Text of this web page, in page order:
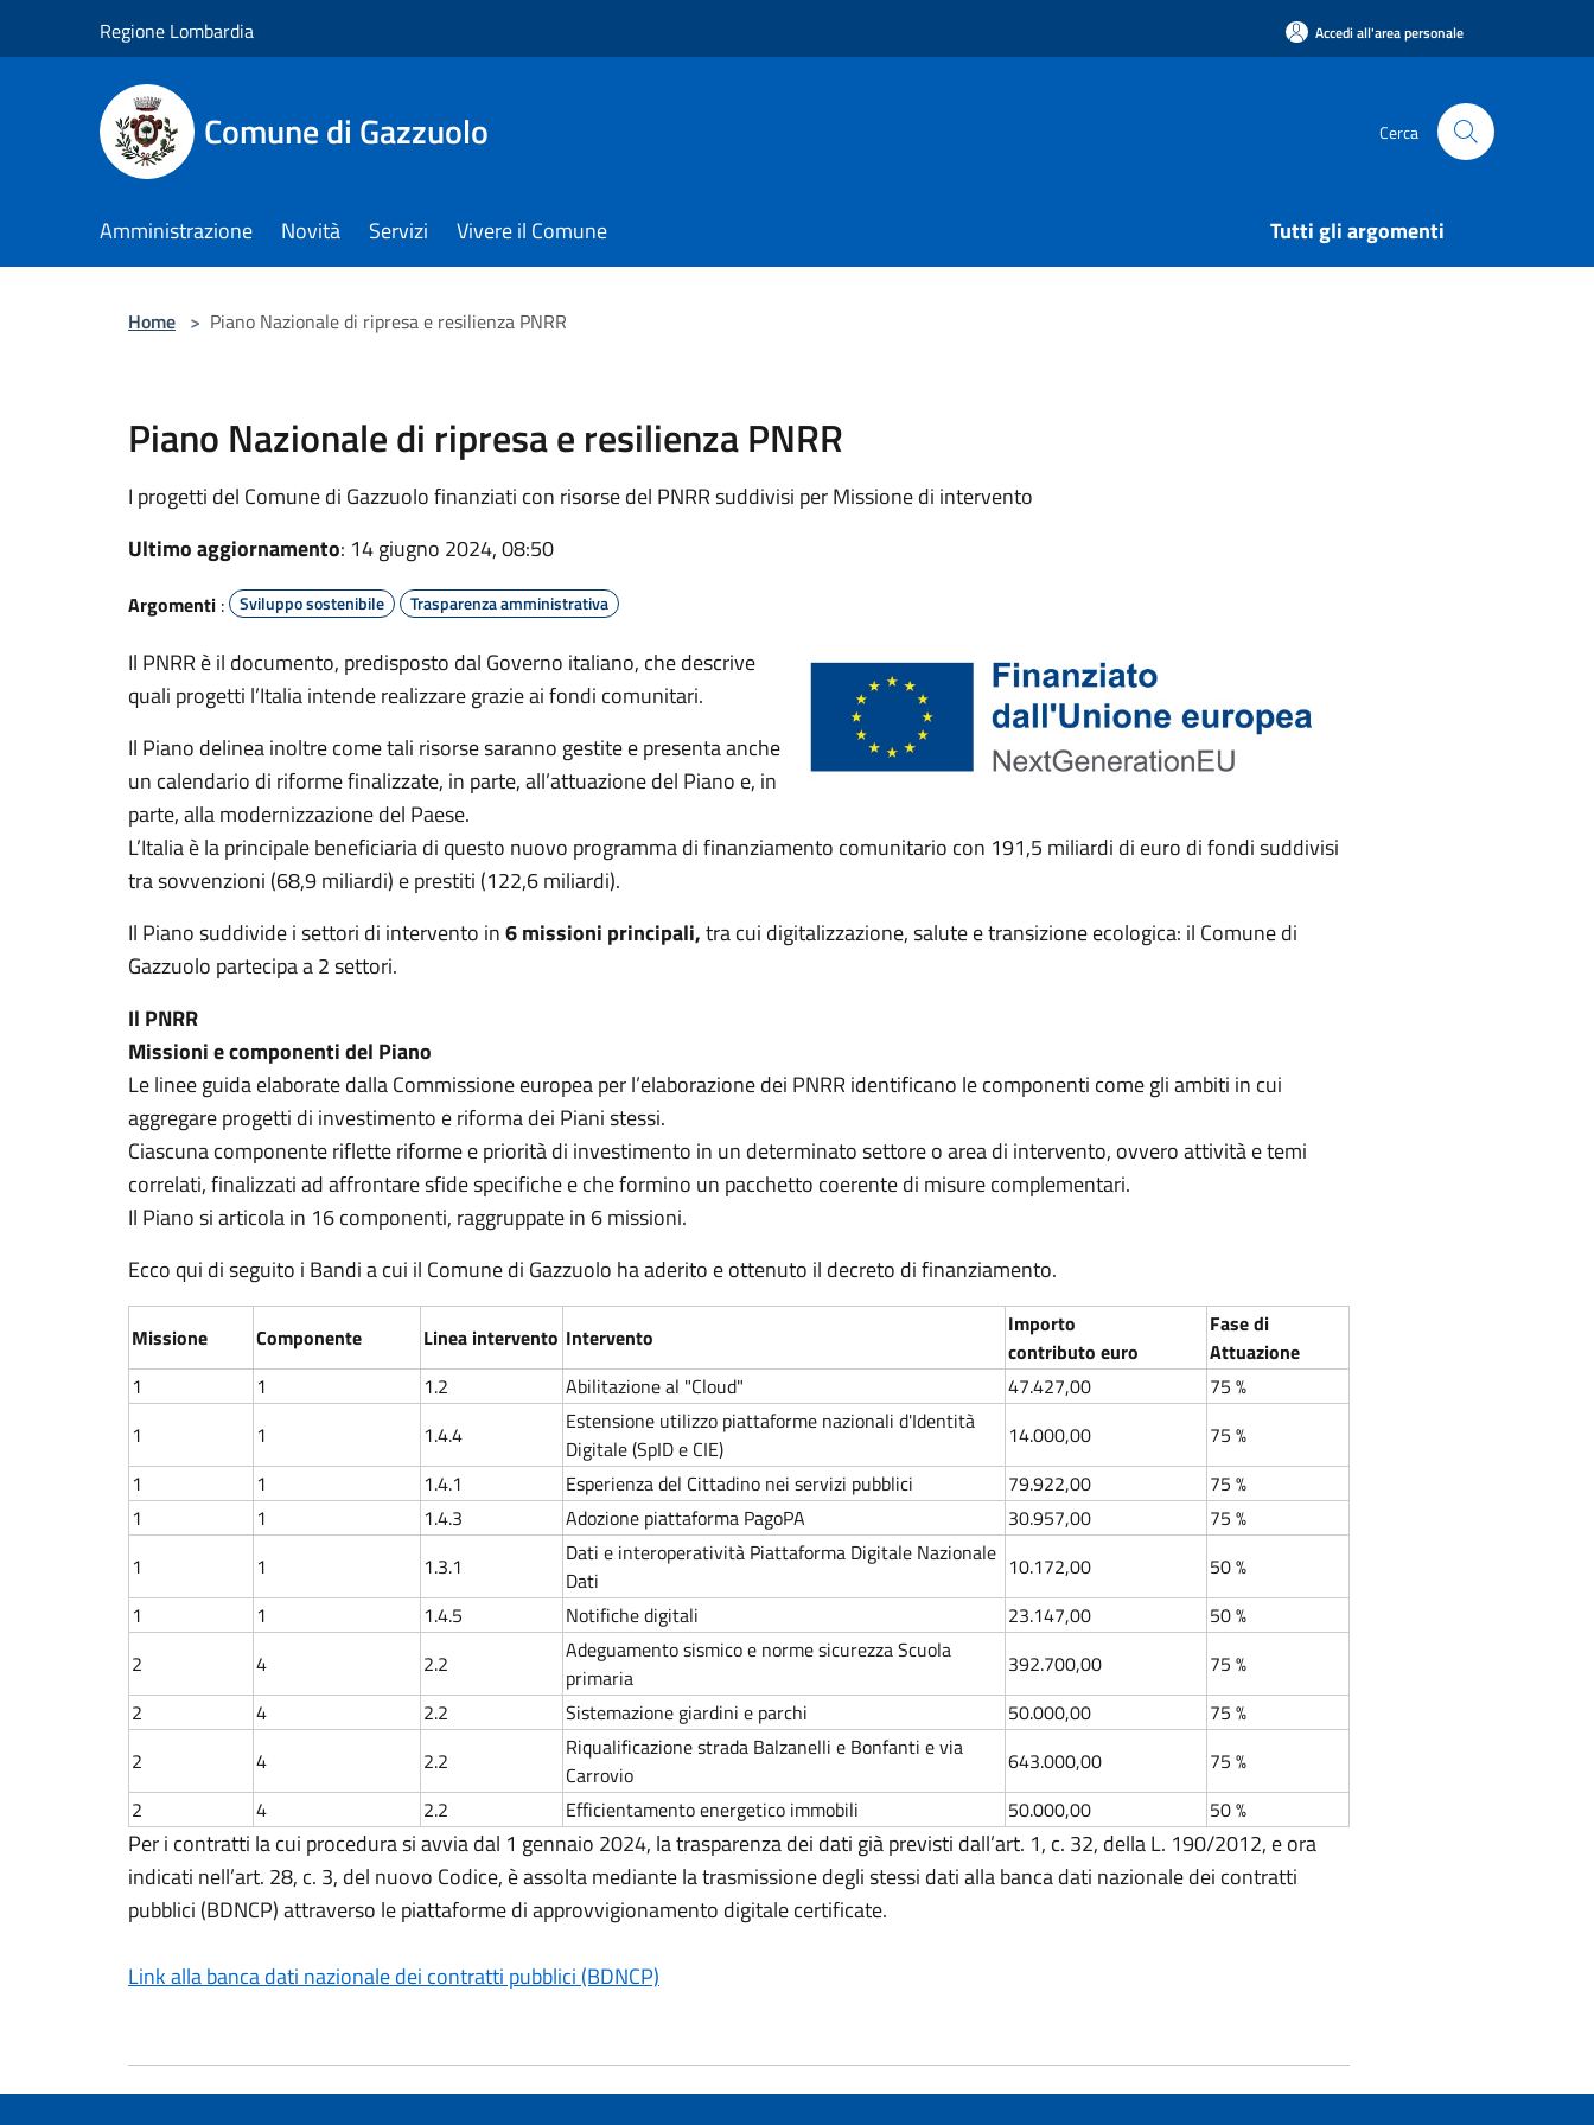
Regione Lombardia Accedi all'area personale
Comune di Gazzuolo Cerca
Amministrazione Novità Servizi Vivere il Comune Tutti gli argomenti
Home > Piano Nazionale di ripresa e resilienza PNRR
Piano Nazionale di ripresa e resilienza PNRR
I progetti del Comune di Gazzuolo finanziati con risorse del PNRR suddivisi per Missione di intervento
Ultimo aggiornamento: 14 giugno 2024, 08:50
Argomenti : Sviluppo sostenibile Trasparenza amministrativa
Il PNRR è il documento, predisposto dal Governo italiano, che descrive
quali progetti l’Italia intende realizzare grazie ai fondi comunitari.
Il Piano delinea inoltre come tali risorse saranno gestite e presenta anche
un calendario di riforme finalizzate, in parte, all’attuazione del Piano e, in
parte, alla modernizzazione del Paese.
L’Italia è la principale beneficiaria di questo nuovo programma di finanziamento comunitario con 191,5 miliardi di euro di fondi suddivisi
tra sovvenzioni (68,9 miliardi) e prestiti (122,6 miliardi).
Il Piano suddivide i settori di intervento in6 missioni principali,tra cui digitalizzazione, salute e transizione ecologica: il Comune di
Gazzuolo partecipa a 2 settori.
Il PNRR
Missioni e componenti del Piano
Le linee guida elaborate dalla Commissione europea per l’elaborazione dei PNRR identificano le componenti come gli ambiti in cui
aggregare progetti di investimento e riforma dei Piani stessi.
Ciascuna componente riflette riforme e priorità di investimento in un determinato settore o area di intervento, ovvero attività e temi
correlati, finalizzati ad affrontare sfide specifiche e che formino un pacchetto coerente di misure complementari.
Il Piano si articola in 16 componenti, raggruppate in 6 missioni.
Ecco qui di seguito i Bandi a cui il Comune di Gazzuolo ha aderito e ottenuto il decreto di finanziamento.
Missione Componente Linea intervento Intervento
Importo
contributo euro
Fase di
Attuazione
1
1 1.2 Abilitazione al "Cloud" 47.427,00
75 %
1
1 1.4.4
Estensione utilizzo piattaforme nazionali d'Identità
Digitale (SpID e CIE)
14.000,00
75 %
1
1 1.4.1 Esperienza del Cittadino nei servizi pubblici 79.922,00
75 %
1
1 1.4.3 Adozione piattaforma PagoPA 30.957,00
75 %
1
1 1.3.1
Dati e interoperatività Piattaforma Digitale Nazionale
Dati
10.172,00
50 %
1
1 1.4.5 Notifiche digitali 23.147,00
50 %
2
4 2.2
Adeguamento sismico e norme sicurezza Scuola
primaria
392.700,00
75 %
2
4 2.2 Sistemazione giardini e parchi 50.000,00
75 %
2
4 2.2
Riqualificazione strada Balzanelli e Bonfanti e via
Carrovio
643.000,00
75 %
2
4 2.2 Efficientamento energetico immobili 50.000,00 50 %
Per i contratti la cui procedura si avvia dal 1 gennaio 2024, la trasparenza dei dati già previsti dall’art. 1, c. 32, della L. 190/2012, e ora
indicati nell’art. 28, c. 3, del nuovo Codice, è assolta mediante la trasmissione degli stessi dati alla banca dati nazionale dei contratti
pubblici (BDNCP) attraverso le piattaforme di approvvigionamento digitale certificate.
Link alla banca dati nazionale dei contratti pubblici (BDNCP)